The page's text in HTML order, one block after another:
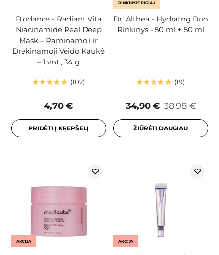
Biodance - Radiant Vita
Niacinamide Real Deep
Mask – Raminamoji ir
Drėkinamoji Veido Kaukė
– 1 vnt., 34 g
102
4,70 €
PRIDĖTI Į KREPŠELĮ
RINKINYJE PIGIAU
Dr. Althea - Hydratng Duo
Rinkinys - 50 ml + 50 ml
19
38,98 €
34,90 €
ŽIŪRĖTI DAUGIAU
AKCIJA AKCIJA